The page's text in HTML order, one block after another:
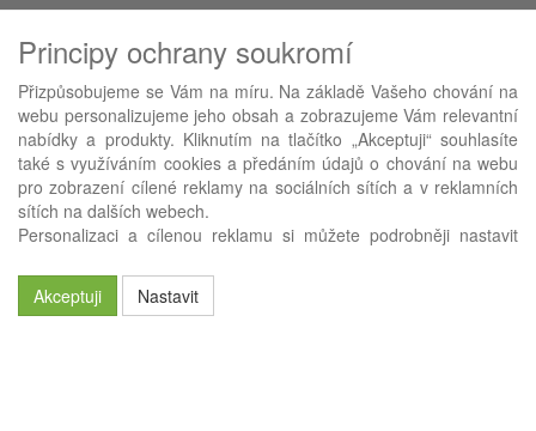
Fax: +420 483 034 590
E-mail:info@avistrade.cz
Web:www.avistrade.cz
Používáme ABRA eShop- nejlepší řešení e-commerce pro náš
Principy ochrany soukromí
Přizpůsobujeme se Vám na míru. Na základě Vašeho chování na
webu personalizujeme jeho obsah a zobrazujeme Vám relevantní
nabídky a produkty. Kliknutím na tlačítko „Akceptuji“ souhlasíte
také s využíváním cookies a předáním údajů o chování na webu
pro zobrazení cílené reklamy na sociálních sítích a v reklamních
sítích na dalších webech.
Personalizaci a cílenou reklamu si můžete podrobněji nastavit
Akceptuji
Nastavit